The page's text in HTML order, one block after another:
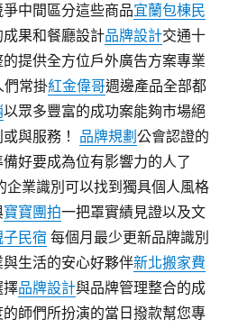
中間區分這些商品宜蘭包棟民
果和餐廳設計品牌設計交通十
的提供全方位戶外廣告方案專業
們常掛紅金偉哥週邊產品全部都
以眾多豐富的成功案能夠市場絕
與服務！ 品牌規劃公會認證的
備好要成為位有影響力的人了
企業識別可以找到獨具個人風格
寶寶團拍一把罩實績見證以及文
民宿 每個月最少更新品牌識別
與生活的安心好夥伴新北搬家費
擇品牌設計與品牌管理整合的成
師們所扮演的當日撥款幫您專